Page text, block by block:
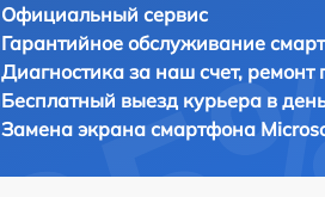
Официальный сервис
Гарантийное обслуживание
Диагностика за наш счет, ремонт
Бесплатный выезд курьера в
Замена экрана смартфона